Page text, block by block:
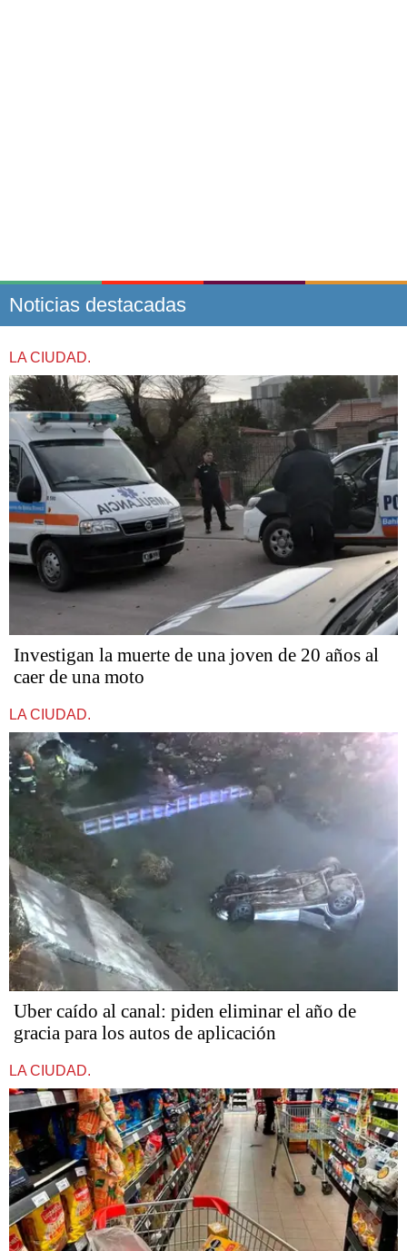
Noticias destacadas
LA CIUDAD.
Investigan la muerte de una joven de 20 años al
caer de una moto
LA CIUDAD.
Uber caído al canal: piden eliminar el año de
gracia para los autos de aplicación
LA CIUDAD.